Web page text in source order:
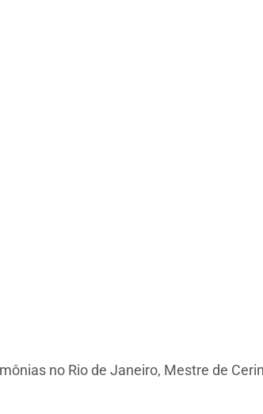
no Rio de Janeiro, Mestre de